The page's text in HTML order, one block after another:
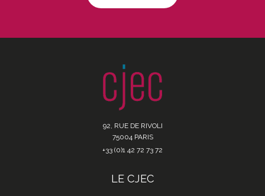
92, RUE DE RIVOLI
75004 PARIS
+33 (0)1 42 72 73 72
LE CJEC